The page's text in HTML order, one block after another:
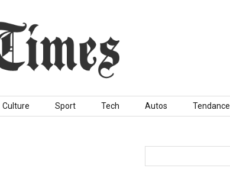
Culture Sport Tech Autos Tendance